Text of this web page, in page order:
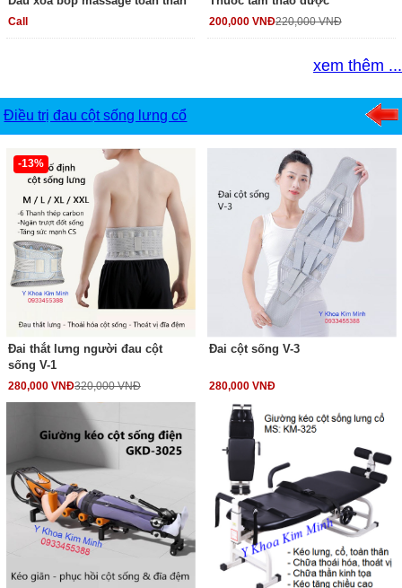
Call 200,000 VNĐ220,000 VNĐ
xem thêm ...
Điều trị đau cột sống lưng cổ
-13%
Đai thắt lưng người đau cột
sống V-1
280,000 VNĐ320,000 VNĐ
Đai cột sống V-3
280,000 VNĐ